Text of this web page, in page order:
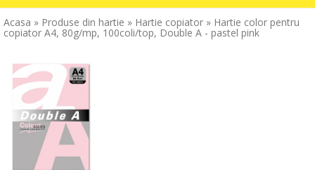
Acasa » Produse din hartie » Hartie copiator » Hartie color pentru
copiator A4, 80g/mp, 100coli/top, Double A - pastel pink